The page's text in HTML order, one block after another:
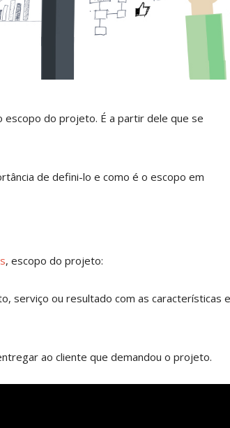
do projeto. É a partir dele que se
de defini-lo e como é o escopo em
, escopo do projeto:
serviço ou resultado com as características
ao cliente que demandou o projeto.